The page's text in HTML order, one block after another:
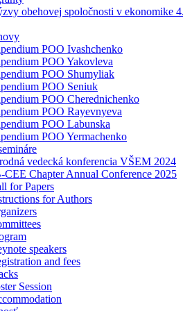
obehovej spoločnosti v ekonomike
POO Ivashchenko
POO Yakovleva
POO Shumyliak
POO Seniuk
POO Cherednichenko
POO Rayevnyeva
POO Labunska
POO Yermachenko
vedecká konferencia VŠEM 2024
CEE Chapter Annual Conference 2025
for Papers
for Authors
speakers
and fees
Session